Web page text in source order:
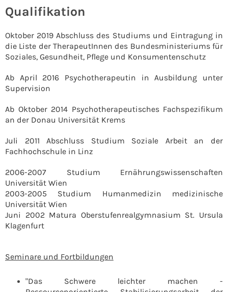
Qualifikation
Oktober 2019 Abschluss des Studiums und Eintragung in
die Liste der TherapeutInnen des Bundesministeriums für
Soziales, Gesundheit, Pflege und Konsumentenschutz
Ab April 2016 Psychotherapeutin in Ausbildung unter
Supervision
Ab Oktober 2014 Psychotherapeutisches Fachspezifikum
an der Donau Universität Krems
Juli 2011 Abschluss Studium Soziale Arbeit an der
Fachhochschule in Linz
2006-2007 Studium Ernährungswissenschaften
Universität Wien
2003-2005 Studium Humanmedizin medizinische
Universität Wien
Juni 2002 Matura Oberstufenrealgymnasium St. Ursula
Klagenfurt
Seminare und Fortbildungen
"Das Schwere leichter machen -